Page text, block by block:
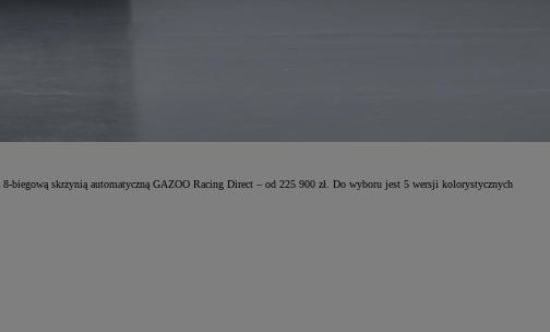
biegową skrzynią automatyczną GAZOO Racing Direct – od 225 900 zł. Do wyboru jest 5 wersji kolorystycznych